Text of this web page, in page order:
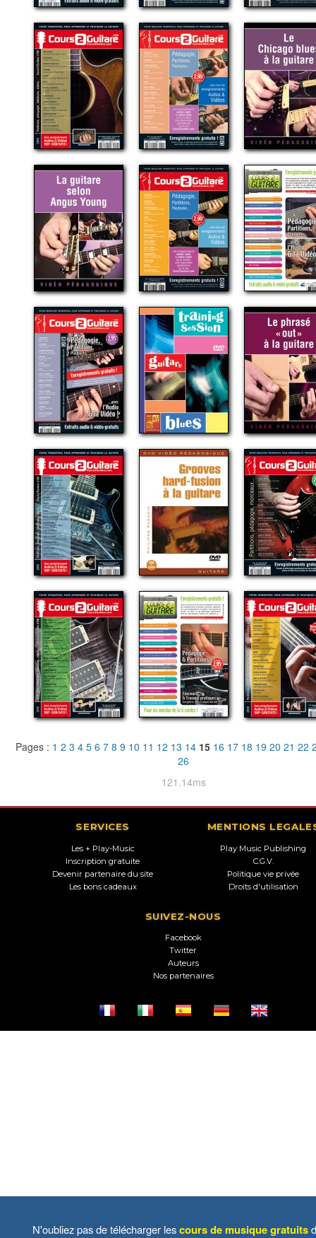
Pages : 1 2 3 4 5 6 7 8 9 10 11 12 13 14 15 16 17 18 19 20 21 22
26
121.14ms
SERVICES
Les + Play-Music
Inscription gratuite
Devenir partenaire du site
Les bons cadeaux
MENTIONS
Play Music Publishing
C.G.V.
Politique vie privée
Droits d'utilisation
SUIVEZ-NOUS
Facebook
Twitter
Auteurs
Nos partenaires
N'oubliez pas de télécharger lescours de musique gratuits